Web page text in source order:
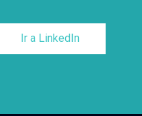
Ir a LinkedIn